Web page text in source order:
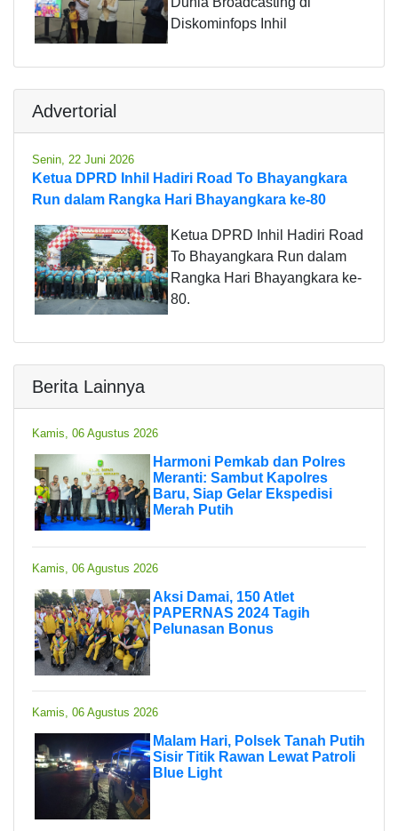
Diskominfops Inhil
Advertorial
Senin, 22 Juni 2026
Ketua DPRD Inhil Hadiri Road To Bhayangkara
Run dalam Rangka Hari Bhayangkara ke-80
Ketua DPRD Inhil Hadiri Road
To Bhayangkara Run dalam
Rangka Hari Bhayangkara ke-
80.
Berita Lainnya
Kamis, 06 Agustus 2026
Harmoni Pemkab dan Polres
Meranti: Sambut Kapolres
Baru, Siap Gelar Ekspedisi
Merah Putih
Kamis, 06 Agustus 2026
Aksi Damai, 150 Atlet
PAPERNAS 2024 Tagih
Pelunasan Bonus
Kamis, 06 Agustus 2026
Malam Hari, Polsek Tanah Putih
Sisir Titik Rawan Lewat Patroli
Blue Light